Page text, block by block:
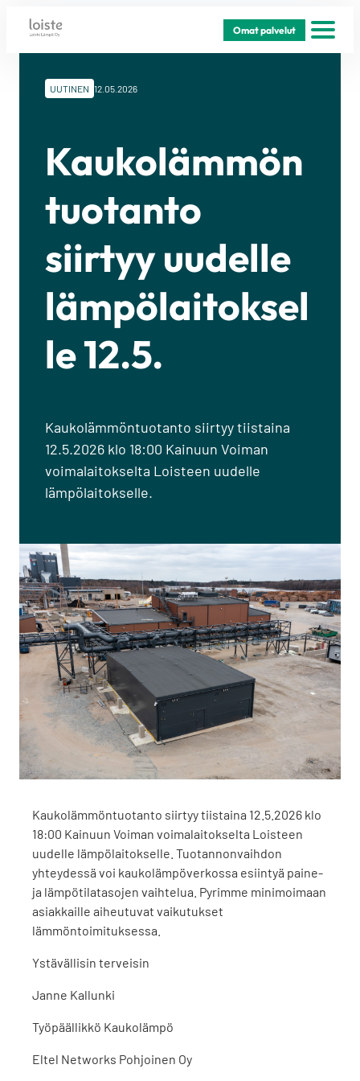
Siirry
sisältöön
Omat palvelut
UUTINEN 12.05.2026
Kaukolämmön
tuotanto
siirtyy uudelle
lämpölaitoksel
le 12.5.
Kaukolämmöntuotanto siirtyy tiistaina
12.5.2026 klo 18:00 Kainuun Voiman
voimalaitokselta Loisteen uudelle
lämpölaitokselle.
Kaukolämmöntuotanto siirtyy tiistaina 12.5.2026 klo
18:00 Kainuun Voiman voimalaitokselta Loisteen
uudelle lämpölaitokselle. Tuotannonvaihdon
yhteydessä voi kaukolämpöverkossa esiintyä paine-
ja lämpötilatasojen vaihtelua. Pyrimme minimoimaan
asiakkaille aiheutuvat vaikutukset
lämmöntoimituksessa.
Ystävällisin terveisin
Janne Kallunki
Työpäällikkö Kaukolämpö
Eltel Networks Pohjoinen Oy